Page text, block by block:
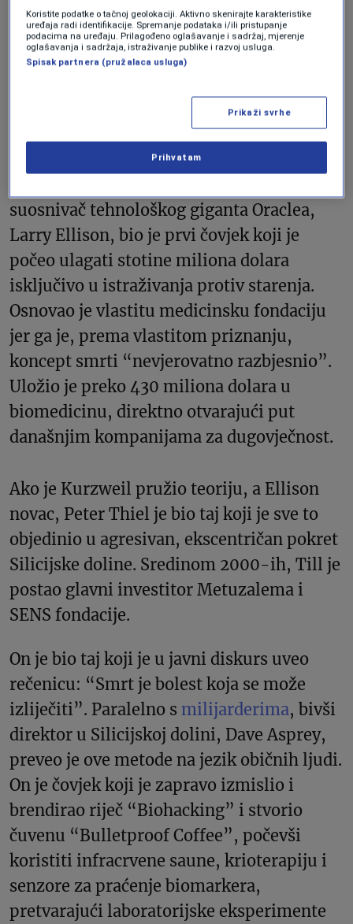
krv. Bukvalno je reprogramirao svoju
biohemiju poput računara i pokazao
Silicijskoj dolini da starenje nije filozofski
i aktivno radi kao direktor inženjeringa u
Googleu.
suosnivač tehnološkog giganta Oraclea,
Larry Ellison, bio je prvi čovjek koji je
počeo ulagati stotine miliona dolara
isključivo u istraživanja protiv starenja.
Osnovao je vlastitu medicinsku fondaciju
jer ga je, prema vlastitom priznanju,
koncept smrti “nevjerovatno razbjesnio”.
Uložio je preko 430 miliona dolara u
biomedicinu, direktno otvarajući put
današnjim kompanijama za dugovječnost.
Ako je Kurzweil pružio teoriju, a Ellison
novac, Peter Thiel je bio taj koji je sve to
objedinio u agresivan, ekscentričan pokret
Silicijske doline. Sredinom 2000-ih, Till je
postao glavni investitor Metuzalema i
SENS fondacije.
On je bio taj koji je u javni diskurs uveo
rečenicu: “Smrt je bolest koja se može
izliječiti”. Paralelno s milijarderima, bivši
direktor u Silicijskoj dolini, Dave Asprey,
preveo je ove metode na jezik običnih ljudi.
On je čovjek koji je zapravo izmislio i
brendirao riječ “Biohacking” i stvorio
čuvenu “Bulletproof Coffee”, počevši
koristiti infracrvene saune, krioterapiju i
senzore za praćenje biomarkera,
pretvarajući laboratorijske eksperimente
Koristite podatke o tačnoj geolokaciji. Aktivno skenirajte karakteristike
uređaja radi identifikacije. Spremanje podataka i/ili pristupanje
podacima na uređaju. Prilagođeno oglašavanje i sadržaj, mjerenje
oglašavanja i sadržaja, istraživanje publike i razvoj usluga.
Spisak partnera (pružalaca usluga)
Prikaži svrhe
Prihvatam